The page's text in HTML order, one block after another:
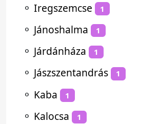
⚬ Iregszemcse 1
⚬ Jánoshalma 1
⚬ Járdánháza 1
⚬ Jászszentandrás 1
⚬ Kaba 1
⚬ Kalocsa 1